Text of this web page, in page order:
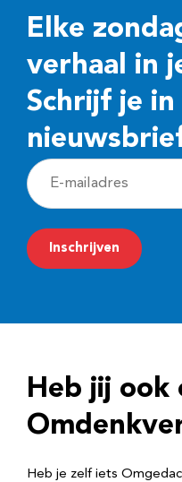
Elke
verhaal in
Schrijf je
E
-
m
a
r
e
Inschrijven
Heb jij ook
Heb je zelf iets